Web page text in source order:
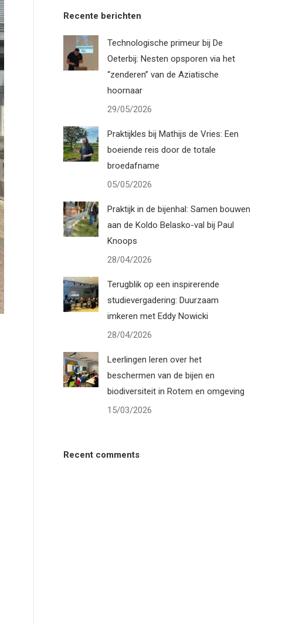
Recente berichten
Technologische primeur bij De
Oeterbij: Nesten opsporen via het
“zenderen” van de Aziatische
hoornaar
29/05/2026
Praktijkles bij Mathijs de Vries: Een
boeiende reis door de totale
broedafname
05/05/2026
Praktijk in de bijenhal: Samen bouwen
aan de Koldo Belasko-val bij Paul
Knoops
28/04/2026
Terugblik op een inspirerende
studievergadering: Duurzaam
imkeren met Eddy Nowicki
28/04/2026
Leerlingen leren over het
beschermen van de bijen en
biodiversiteit in Rotem en omgeving
15/03/2026
Recent comments